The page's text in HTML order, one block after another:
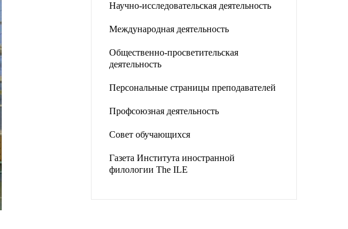
Научно-исследовательская деятельность
Международная деятельность
Общественно-просветительская
деятельность
Персональные страницы преподавателей
Профсоюзная деятельность
Совет обучающихся
Газета Института иностранной
филологии The ILE